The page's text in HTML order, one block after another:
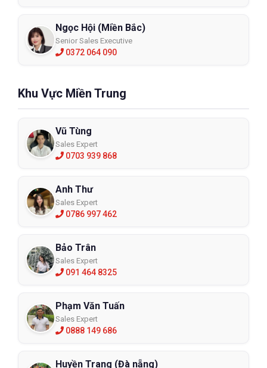
Ngọc Hội (Miền Bắc)
Senior Sales Executive
0372 064 090
Khu Vực Miền Trung
Vũ Tùng
Sales Expert
0703 939 868
Anh Thư
Sales Expert
0786 997 462
Bảo Trân
Sales Expert
091 464 8325
Phạm Văn Tuấn
Sales Expert
0888 149 686
Huyền Trang (Đà nẵng)